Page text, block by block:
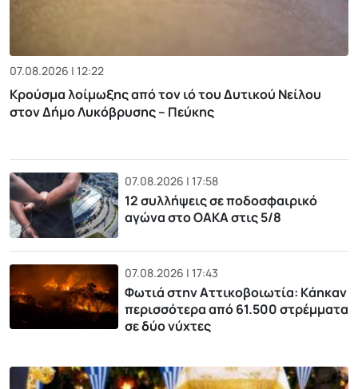
07.08.2026 | 12:22
Κρούσμα λοίμωξης από τον ιό του Δυτικού Νείλου
στον Δήμο Λυκόβρυσης – Πεύκης
07.08.2026 | 17:58
12 συλλήψεις σε ποδοσφαιρικό
αγώνα στο ΟΑΚΑ στις 5/8
07.08.2026 | 17:43
Φωτιά στην Αττικοβοιωτία: Kάηκαν
περισσότερα από 61.500 στρέμματα
σε δύο νύχτες